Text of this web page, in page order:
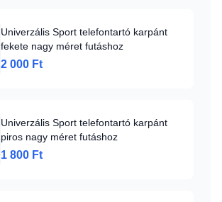
Univerzális Sport telefontartó karpánt
fekete nagy méret futáshoz
2 000 Ft
Univerzális Sport telefontartó karpánt
piros nagy méret futáshoz
1 800 Ft